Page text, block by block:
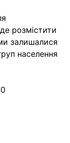
розмістити
залишалися
населення